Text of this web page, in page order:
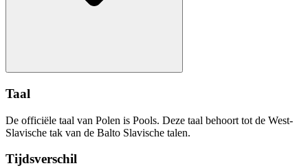
Taal
De officiële taal van Polen is Pools. Deze taal behoort tot de West-
Slavische tak van de Balto Slavische talen.
Tijdsverschil